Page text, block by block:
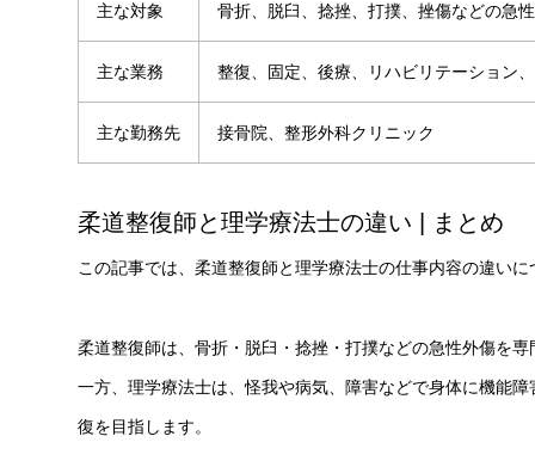
主な対象 骨折、脱臼、捻挫、打撲、挫傷などの急
主な業務 整復、固定、後療、リハビリテーション
主な勤務先 接骨院、整形外科クリニック
柔道整復師と理学療法士の違い | まとめ
この記事では、柔道整復師と理学療法士の仕事内容の違い
柔道整復師は、骨折・脱臼・捻挫・打撲などの急性外傷を
一方、理学療法士は、怪我や病気、障害などで身体に機能
復を目指します。